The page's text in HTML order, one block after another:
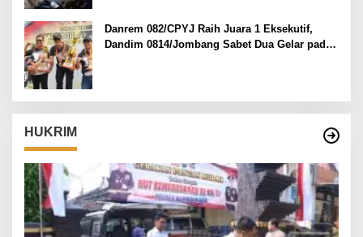
Danrem 082/CPYJ Raih Juara 1 Eksekutif,
Dandim 0814/Jombang Sabet Dua Gelar pada
HUKRIM